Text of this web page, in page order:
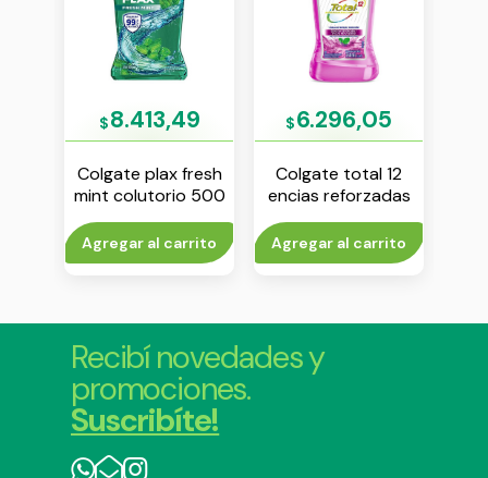
$8.413,49
Colgate plax fresh
mint colutorio 500
ml x 350 ml
Agregar al carrito
$6.296,05
Colgate total 12
encias reforzadas
colutorio x 250 ml
Agregar al carrito
Recibí novedades y
promociones.
Suscribíte!